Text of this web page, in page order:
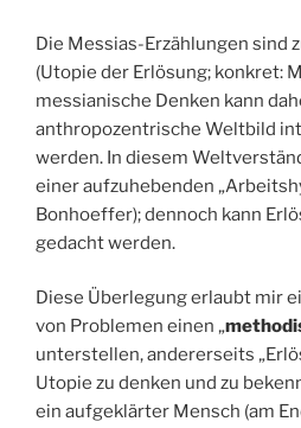
Die Messias-Erzählungen
(Utopie der Erlösung; konkret:
messianische Denken kann
anthropozentrische Weltbild
werden. In diesem
einer aufzuhebenden
Bonhoeffer); dennoch kann
gedacht werden.
Diese Überlegung erlaubt mir
von Problemen einen „
unterstellen, andererseits
Utopie zu denken und zu
ein aufgeklärter Mensch (am